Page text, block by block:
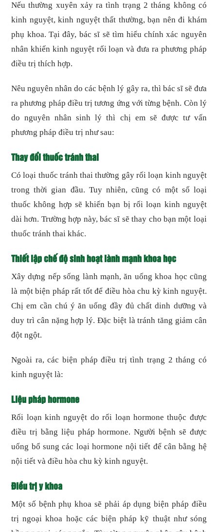
Nếu thường xuyên xảy ra tình trạng 2 tháng không có
kinh nguyệt, kinh nguyệt thất thường, bạn nên đi khám
phụ khoa. Tại đây, bác sĩ sẽ tìm hiểu chính xác nguyên
nhân khiến kinh nguyệt rối loạn và đưa ra phương pháp
điều trị thích hợp.
Nêu nguyên nhân do các bệnh lý gây ra, thì bác sĩ sẽ đưa
ra phương pháp điều trị tương ứng với từng bệnh. Còn lý
do nguyên nhân sinh lý thì chị em sẽ được tư vấn
phương pháp điều trị như sau:
Thay đổi thuốc tránh thai
Có loại thuốc tránh thai thường gây rối loạn kinh nguyệt
trong thời gian đầu. Tuy nhiên, cũng có một số loại
thuốc không hợp sẽ khiến bạn bị rối loạn kinh nguyệt
dài hơn. Trường hợp này, bác sĩ sẽ thay cho bạn một loại
thuốc tránh thai khác.
Thiết lập chế độ sinh hoạt lành mạnh khoa học
Xây dựng nếp sống lành mạnh, ăn uống khoa học cũng
là một biện pháp rất tốt để điều hòa chu kỳ kinh nguyệt.
Chị em cần chú ý ăn uống đầy đủ chất dinh dưỡng và
duy trì cân nặng hợp lý. Đặc biệt là tránh tăng giảm cân
đột ngột.
Ngoài ra, các biện pháp điều trị tình trạng 2 tháng có
kinh nguyệt là:
Liệu pháp hormone
Rối loạn kinh nguyệt do rối loạn hormone thuộc được
điều trị bằng liệu pháp hormone. Người bệnh sẽ được
uống bổ sung các loại hormone nội tiết để cân bằng hệ
nội tiết và điều hòa chu kỳ kinh nguyệt.
Điều trị y khoa
Một số bệnh phụ khoa sẽ phải áp dụng biện pháp điều
trị ngoại khoa hoặc các biện pháp kỹ thuật như sóng